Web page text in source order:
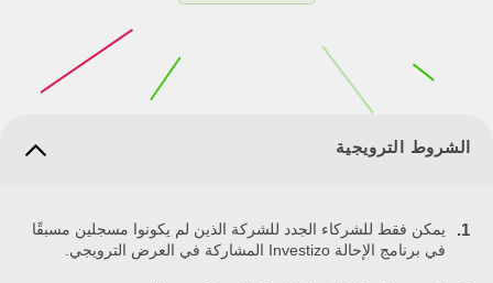
الشروط الترويجية
1.
يمكن فقط للشركاء الجدد للشركة الذين لم يكونوا مسجلين مسبقًا
في برنامج الإحالة Investizo المشاركة في العرض الترويجي.